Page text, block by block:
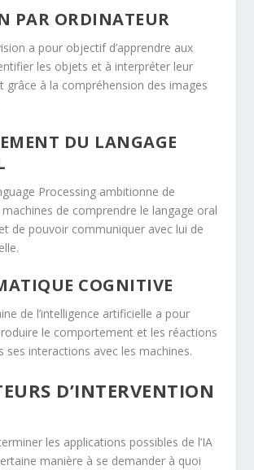
PAR ORDINATEUR
a pour objectif d’apprendre aux
les objets et à interpréter leur
grâce à la compréhension des images
DU LANGAGE
Processing ambitionne de
de comprendre le langage oral
de pouvoir communiquer avec lui de
COGNITIVE
de l’intelligence artificielle a pour
le comportement et les réactions
ses interactions avec les machines.
D’INTERVENTION
les applications possibles de l’IA
manière à se demander à quoi